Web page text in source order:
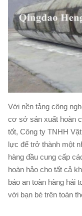
Với nền tảng công
cơ sở sản xuất hoàn
tốt, Công ty TNHH
lực để trở thành một
hàng đầu cung cấp
hoàn hảo cho tất cả
bảo an toàn hàng hải
với bạn bè trên toàn